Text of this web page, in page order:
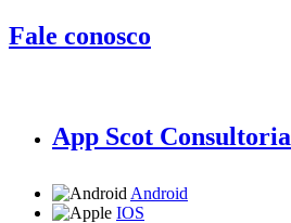
Fale conosco
App Scot Consultoria
Android
IOS